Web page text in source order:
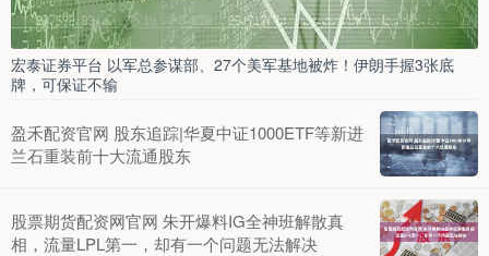
宏泰证券平台 以军总参谋部、27个美军基地被炸！伊朗手握3张底
牌，可保证不输
盈禾配资官网 股东追踪|华夏中证1000ETF等新进
兰石重装前十大流通股东
股票期货配资网官网 朱开爆料IG全神班解散真
相，流量LPL第一，却有一个问题无法解决